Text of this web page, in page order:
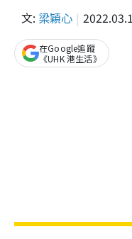
文: 梁穎心
在Google追蹤
《UHK 港生活》